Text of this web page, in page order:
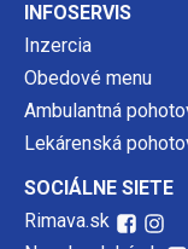
INFOSERVIS
Inzercia
Obedové menu
Ambulantná
Lekárenská
SOCIÁLNE SIETE
Rimava.sk